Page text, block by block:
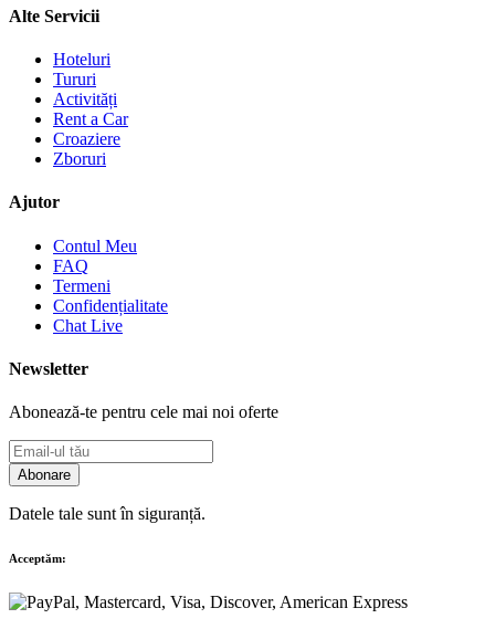
Alte Servicii
Hoteluri
Tururi
Activități
Rent a Car
Croaziere
Zboruri
Ajutor
Contul Meu
FAQ
Termeni
Confidențialitate
Chat Live
Newsletter
Abonează-te pentru cele mai noi oferte
Abonare
Datele tale sunt în siguranță.
Acceptăm: